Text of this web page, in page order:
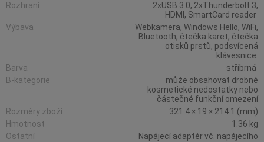
Rozhraní
2xUSB 3.0, 2xThunderbolt 3,
HDMI, SmartCard reader
Výbava
Webkamera, Windows Hello, WiFi,
Bluetooth, čtečka karet, čtečka
otisků prstů, podsvícená
klávesnice
Barva
stříbrná
B-kategorie
může obsahovat drobné
kosmetické nedostatky nebo
částečné funkční omezení
Rozměry zboží
321.4 × 19 × 214.1 (mm)
Hmotnost
1.36 kg
Ostatní
Napájecí adaptér vč. napájecího